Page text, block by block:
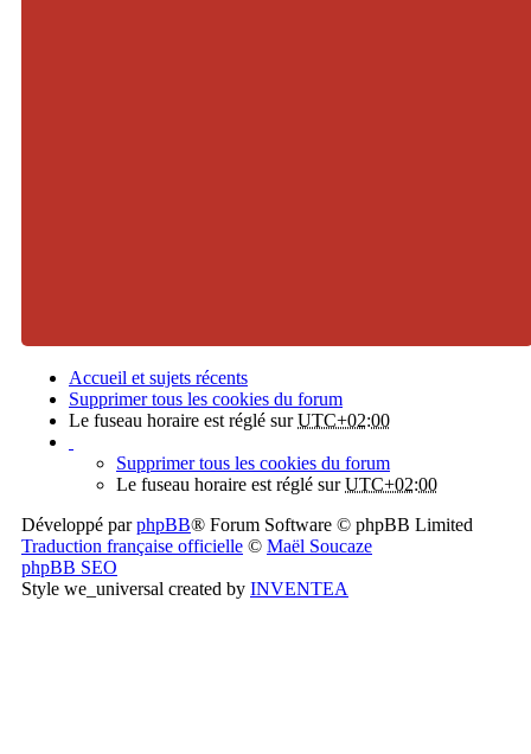
Accueil et sujets récents
Supprimer tous les cookies du forum
Le fuseau horaire est réglé surUTC+02:00
Supprimer tous les cookies du forum
Le fuseau horaire est réglé surUTC+02:00
Développé parphpBB® Forum Software © phpBB Limited
Traduction française officielle © Maël Soucaze
phpBB SEO
Style we_universal created by INVENTEA